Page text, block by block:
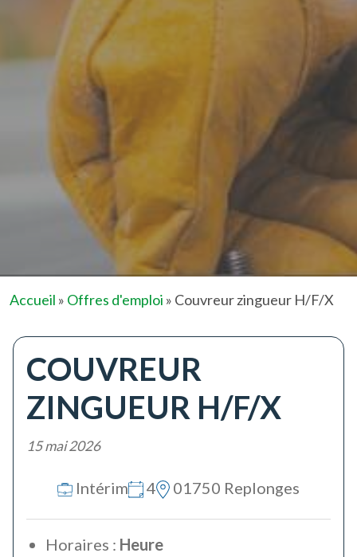
Accueil » Offres d'emploi » Couvreur zingueur H/F/X
COUVREUR
ZINGUEUR H/F/X
15 mai 2026
Intérim 4 01750 Replonges
Horaires : Heure